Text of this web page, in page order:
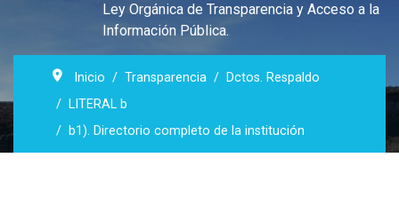
Ley Orgánica de Transparencia y Acceso a la
Información Pública.
Inicio Transparencia
Dctos. Respaldo
LITERAL b
b1). Directorio completo de la institución